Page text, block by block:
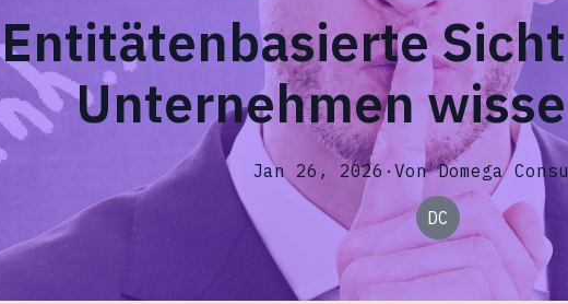
Entitätenbasierte
Unternehmen
Jan 26, 2026 · Von Domega
DC